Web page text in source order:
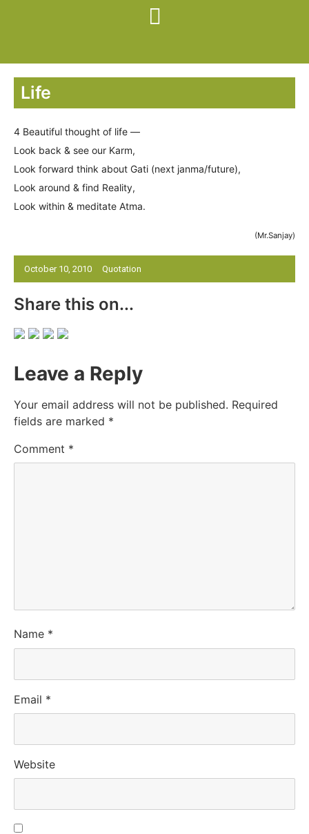
Life
October 10, 2010 Quotation
4 Beautiful thought of life —
Look back & see our Karm,
Look forward think about Gati (next janma/future),
Look around & find Reality,
Look within & meditate Atma.
(Mr.Sanjay)
Share this on...
Leave a Reply
Your email address will not be published. Required
fields are marked *
Comment *
Name *
Email *
Website